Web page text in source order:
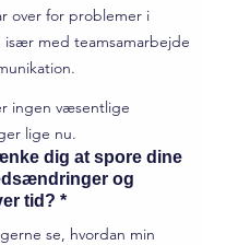
over for problemer i
især med teamsamarbejde
ingen væsentlige
lige nu.
dig at spore dine
og
tid? *
se, hvordan min